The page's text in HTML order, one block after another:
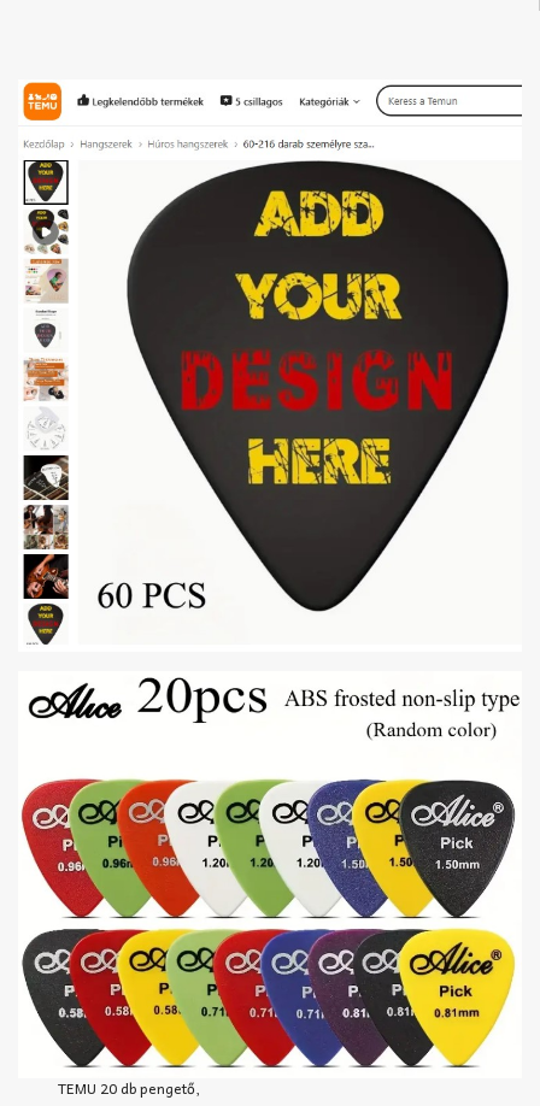
TEMU 20 db pengető,